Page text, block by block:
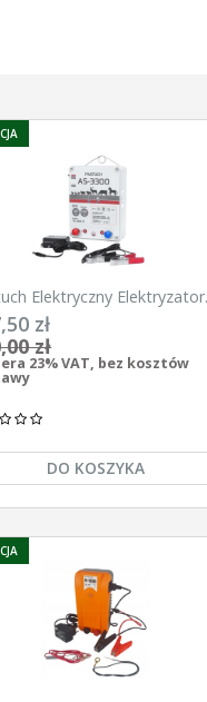
Elektryczny Elektryzator
Pomelac AS-3300 3,3
zł
zł
23% VAT, bez kosztów
DO KOSZYKA